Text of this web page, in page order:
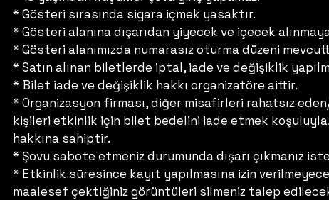
* Gösteri sırasında sigara içmek yasaktır.
* Gösteri alanına dışarıdan yiyecek ve içecek
* Gösteri alanımızda numarasız oturma düzeni
* Satın alınan biletlerde iptal, iade ve değişiklik
* Bilet iade ve değişiklik hakkı organizatöre aittir.
* Organizasyon firması, diğer misafirleri rahatsız
kişileri etkinlik için bilet bedelini iade etmek
hakkına sahiptir.
* Şovu sabote etmeniz durumunda dışarı çıkmanız
* Etkinlik süresince kayıt yapılmasına izin
maalesef çektiğiniz görüntüleri silmeniz talep